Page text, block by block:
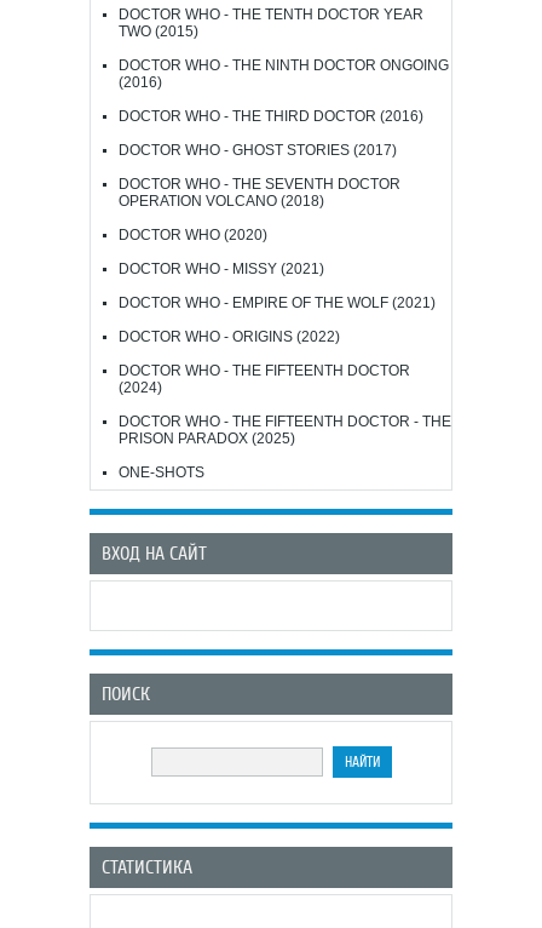
DOCTOR WHO - THE TENTH DOCTOR YEAR
TWO (2015)
DOCTOR WHO - THE NINTH DOCTOR ONGOING
(2016)
DOCTOR WHO - THE THIRD DOCTOR (2016)
DOCTOR WHO - GHOST STORIES (2017)
DOCTOR WHO - THE SEVENTH DOCTOR
OPERATION VOLCANO (2018)
DOCTOR WHO (2020)
DOCTOR WHO - MISSY (2021)
DOCTOR WHO - EMPIRE OF THE WOLF (2021)
DOCTOR WHO - ORIGINS (2022)
DOCTOR WHO - THE FIFTEENTH DOCTOR
(2024)
DOCTOR WHO - THE FIFTEENTH DOCTOR - THE
PRISON PARADOX (2025)
ONE-SHOTS
ВХОД НА САЙТ
ПОИСК
СТАТИСТИКА